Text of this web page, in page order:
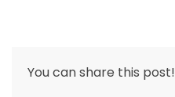
You can share this post!